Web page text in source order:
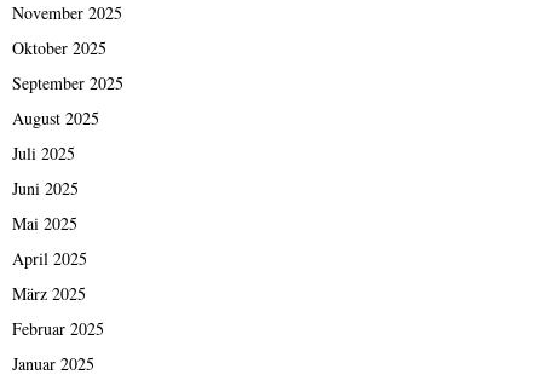
November 2025
Oktober 2025
September 2025
August 2025
Juli 2025
Juni 2025
Mai 2025
April 2025
März 2025
Februar 2025
Januar 2025